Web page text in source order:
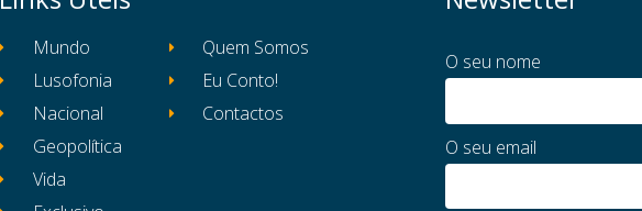
Mundo
Lusofonia
Nacional
Geopolítica
Vida
Quem Somos
Eu Conto!
Contactos
O seu nome
O seu email